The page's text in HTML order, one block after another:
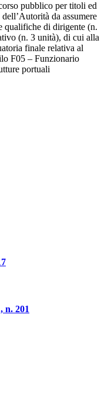
pubblico per titoli ed
da assumere
qualifiche di dirigente (n.
(n. 3 unità), di cui alla
finale relativa al
F05 – Funzionario
portuali
n. 201